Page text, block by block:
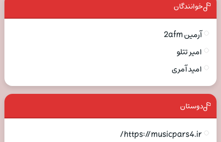
خوانندگان
آرمین 2afm
امیر تتلو
امید آمری
دوستان
https://musicpars4.ir/